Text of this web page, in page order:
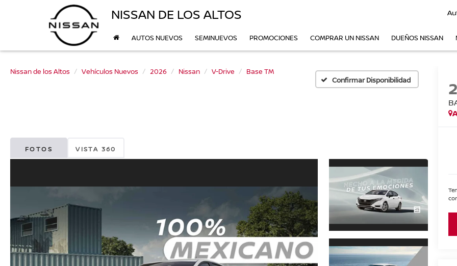
NISSAN DE LOS ALTOS
AUTOS NUEVOS SEMINUEVOS PROMOCIONES COMPRAR UN NISSAN DUEÑOS NISSAN
Nissan de los Altos Vehículos Nuevos 2026 Nissan V-Drive
Base TM
Confirmar Disponibilidad
FOTOS VISTA 360